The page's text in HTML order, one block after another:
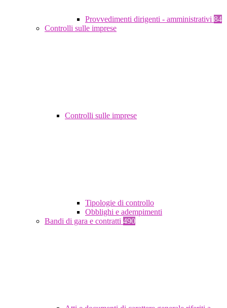
Provvedimenti dirigenti - amministrativi 84
Controlli sulle imprese
Controlli sulle imprese
Tipologie di controllo
Obblighi e adempimenti
Bandi di gara e contratti 490